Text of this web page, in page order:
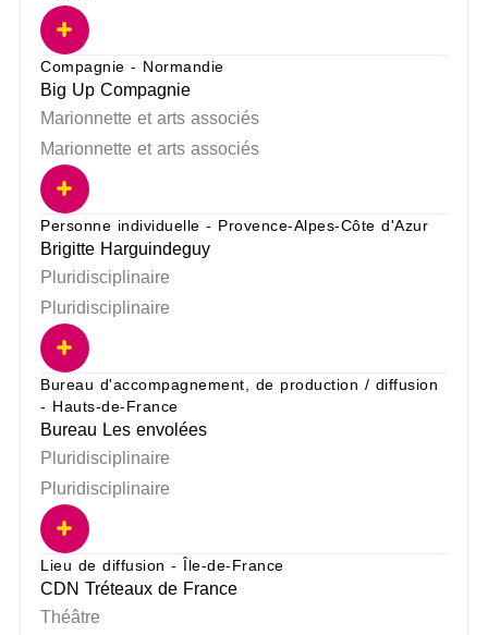
Compagnie - Normandie
Big Up Compagnie
Marionnette et arts associés
Marionnette et arts associés
Personne individuelle - Provence-Alpes-Côte d'Azur
Brigitte Harguindeguy
Pluridisciplinaire
Pluridisciplinaire
Bureau d'accompagnement, de production / diffusion
- Hauts-de-France
Bureau Les envolées
Pluridisciplinaire
Pluridisciplinaire
Lieu de diffusion - Île-de-France
CDN Tréteaux de France
Théâtre